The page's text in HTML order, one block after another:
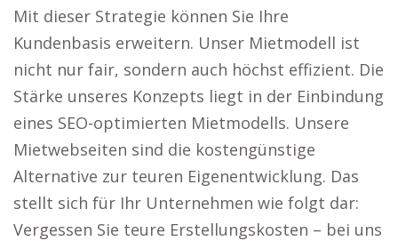
Mit dieser Strategie können Sie Ihre
Kundenbasis erweitern. Unser Mietmodell ist
nicht nur fair, sondern auch höchst effizient. Die
Stärke unseres Konzepts liegt in der Einbindung
eines SEO-optimierten Mietmodells. Unsere
Mietwebseiten sind die kostengünstige
Alternative zur teuren Eigenentwicklung. Das
stellt sich für Ihr Unternehmen wie folgt dar:
Vergessen Sie teure Erstellungskosten – bei uns